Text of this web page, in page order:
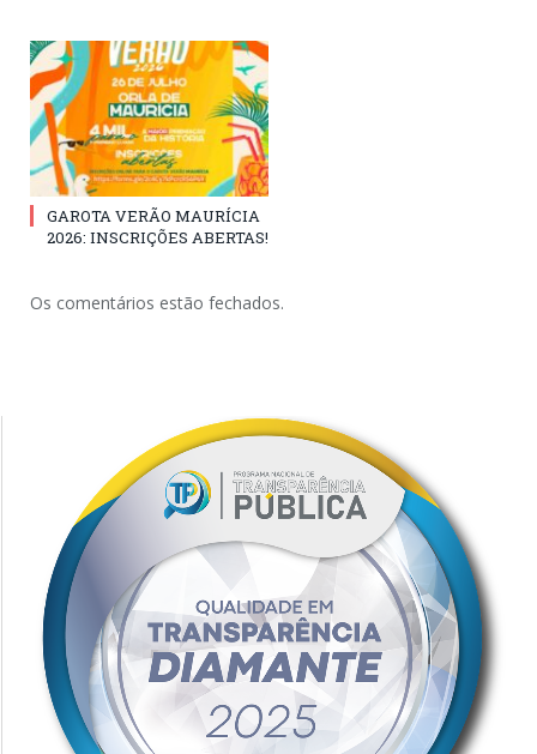
GAROTA VERÃO MAURÍCIA
2026: INSCRIÇÕES ABERTAS!
Os comentários estão fechados.